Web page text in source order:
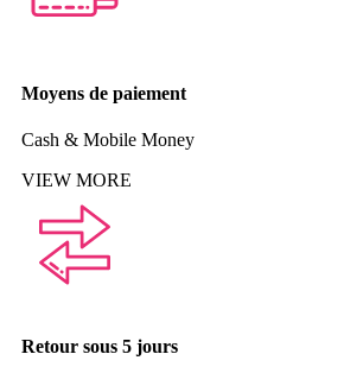
Moyens de paiement
Cash & Mobile Money
VIEW MORE
Retour sous 5 jours